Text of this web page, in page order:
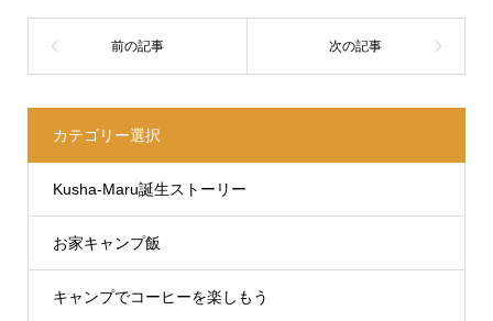
カテゴリー選択
Kusha-Maru誕生ストーリー
お家キャンプ飯
キャンプでコーヒーを楽しもう